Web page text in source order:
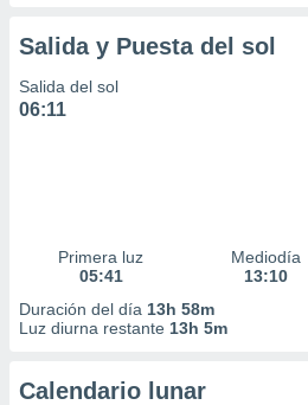
Salida y Puesta del sol
Salida del sol
06:11
Primera luz
05:41
Mediodía
13:10
Duración del día 13h 58m
Luz diurna restante 13h 5m
Calendario lunar